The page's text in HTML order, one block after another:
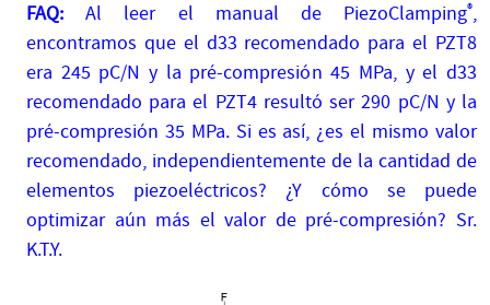
FAQ: Al leer el manual de PiezoClamping®,
encontramos que el d33 recomendado para el PZT8
era 245 pC/N y la pré-compresión 45 MPa, y el d33
recomendado para el PZT4 resultó ser 290 pC/N y la
pré-compresión 35 MPa. Si es así, ¿es el mismo valor
recomendado, independientemente de la cantidad de
elementos piezoeléctricos? ¿Y cómo se puede
optimizar aún más el valor de pré-compresión? Sr.
K.T.Y.